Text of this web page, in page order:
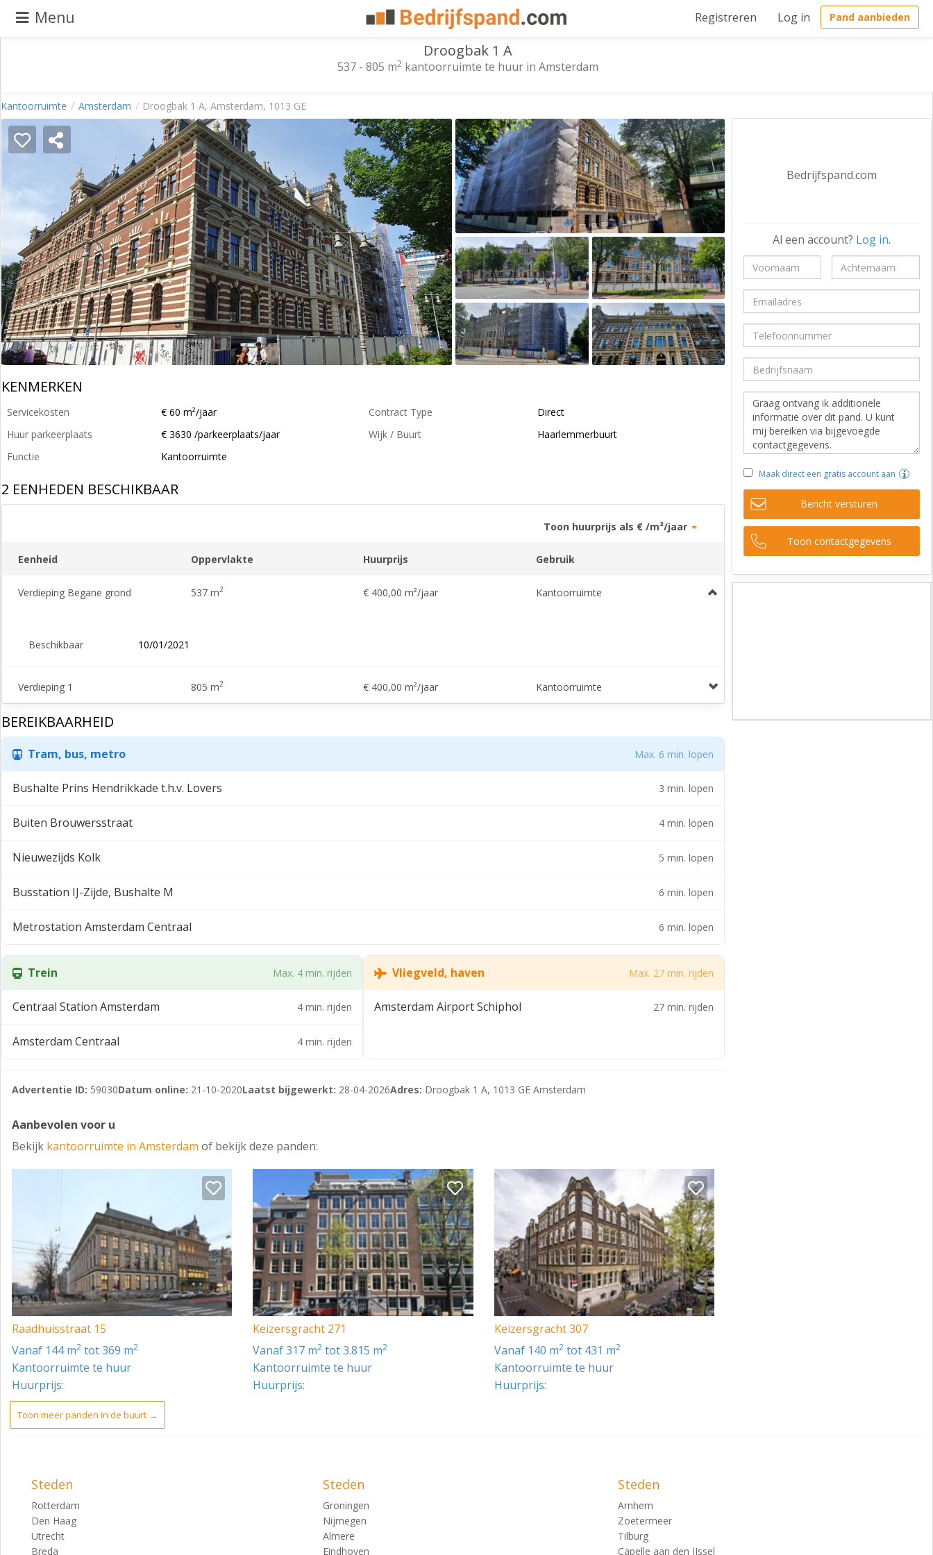
Menu Registreren Log in Pand aanbieden
aanbieden
Pand
zoeken
Waarom
adverteren
adverteren
Blog
Registreren
Login
Kantoorruimte Amsterdam Droogbak 1 A, Amsterdam, 1013 GE
Droogbak 1 A
537 - 805 m2 kantoorruimte te huur in Amsterdam
KENMERKEN
Servicekosten
€ 60 m²/jaar
Huur parkeerplaats
€ 3630 /parkeerplaats/jaar
Functie
Kantoorruimte
Contract Type
Direct
Wijk / Buurt
Haarlemmerbuurt
2 EENHEDEN BESCHIKBAAR
Toon huurprijs als € /m²/jaar
Eenheid Oppervlakte Huurprijs Gebruik
Verdieping Begane grond 537 m2 € 400,00 m²/jaar Kantoorruimte
Beschikbaar 10/01/2021
Verdieping 1 805 m2 € 400,00 m²/jaar Kantoorruimte
BEREIKBAARHEID
Tram, bus, metro Max. 6 min. lopen
Bushalte Prins Hendrikkade t.h.v. Lovers 3 min. lopen
Buiten Brouwersstraat 4 min. lopen
Nieuwezijds Kolk 5 min. lopen
Busstation IJ-Zijde, Bushalte M 6 min. lopen
Metrostation Amsterdam Centraal 6 min. lopen
Trein Max. 4 min. rijden
Centraal Station Amsterdam 4 min. rijden
Amsterdam Centraal 4 min. rijden
Vliegveld, haven Max. 27 min. rijden
Amsterdam Airport Schiphol 27 min. rijden
Advertentie ID: 59030Datum online: 21-10-2020Laatst bijgewerkt: 28-04-2026Adres: Droogbak 1 A, 1013 GE Amsterdam
Aanbevolen voor u
Bekijk kantoorruimte in Amsterdam of bekijk deze panden:
Raadhuisstraat 15
vanaf 144 m2 tot 369 m2
Kantoorruimte te huur
Huurprijs:
Keizersgracht 271
vanaf 317 m2 tot 3.815 m2
Kantoorruimte te huur
Huurprijs:
Keizersgracht 307
vanaf 140 m2tot 431 m2
Kantoorruimte te huur
Huurprijs:
Toon meer panden in de buurt →
Bedrijfspand.com
Al een account? Log in.
Maak direct een gratis account aan
Bericht versturen
Toon contactgegevens
Steden
Rotterdam
Den Haag
Utrecht
Breda
Steden
Groningen
Nijmegen
Almere
Eindhoven
Steden
Arnhem
Zoetermeer
Tilburg
Capelle aan den IJssel